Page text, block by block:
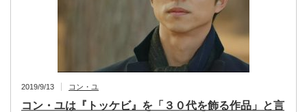
2019/9/13 コン・ユ
コン・ユは『トッケビ』を「３０代を飾る作品」と言